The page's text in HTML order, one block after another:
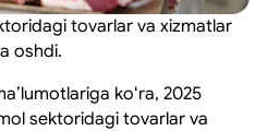
tovarlar va xizmatlar
oshdi.
koʻra, 2025
sektoridagi tovarlar va